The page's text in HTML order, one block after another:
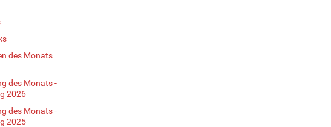
des Monats
des Monats -
2026
des Monats -
2025